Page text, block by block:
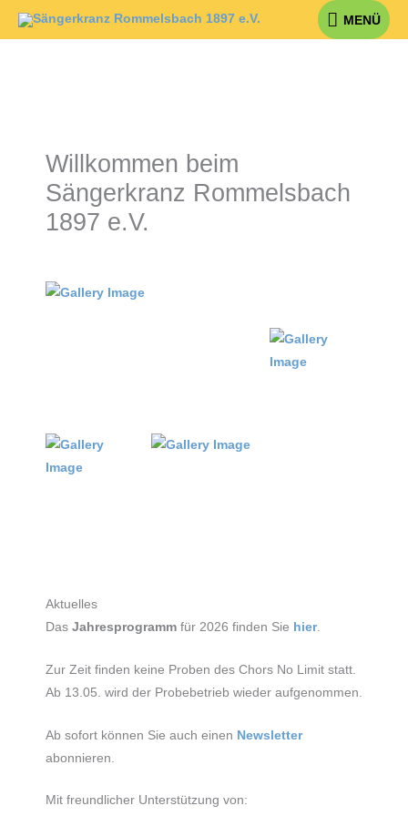
Zum
MENÜ
MENÜ
Willkommen beim
Sängerkranz Rommelsbach
1897 e.V.
Aktuelles
Das Jahresprogramm für 2026 finden Sie hier.
Zur Zeit finden keine Proben des Chors No Limit statt.
Ab 13.05. wird der Probebetrieb wieder aufgenommen.
Ab sofort können Sie auch einen Newsletter
abonnieren.
Mit freundlicher Unterstützung von: